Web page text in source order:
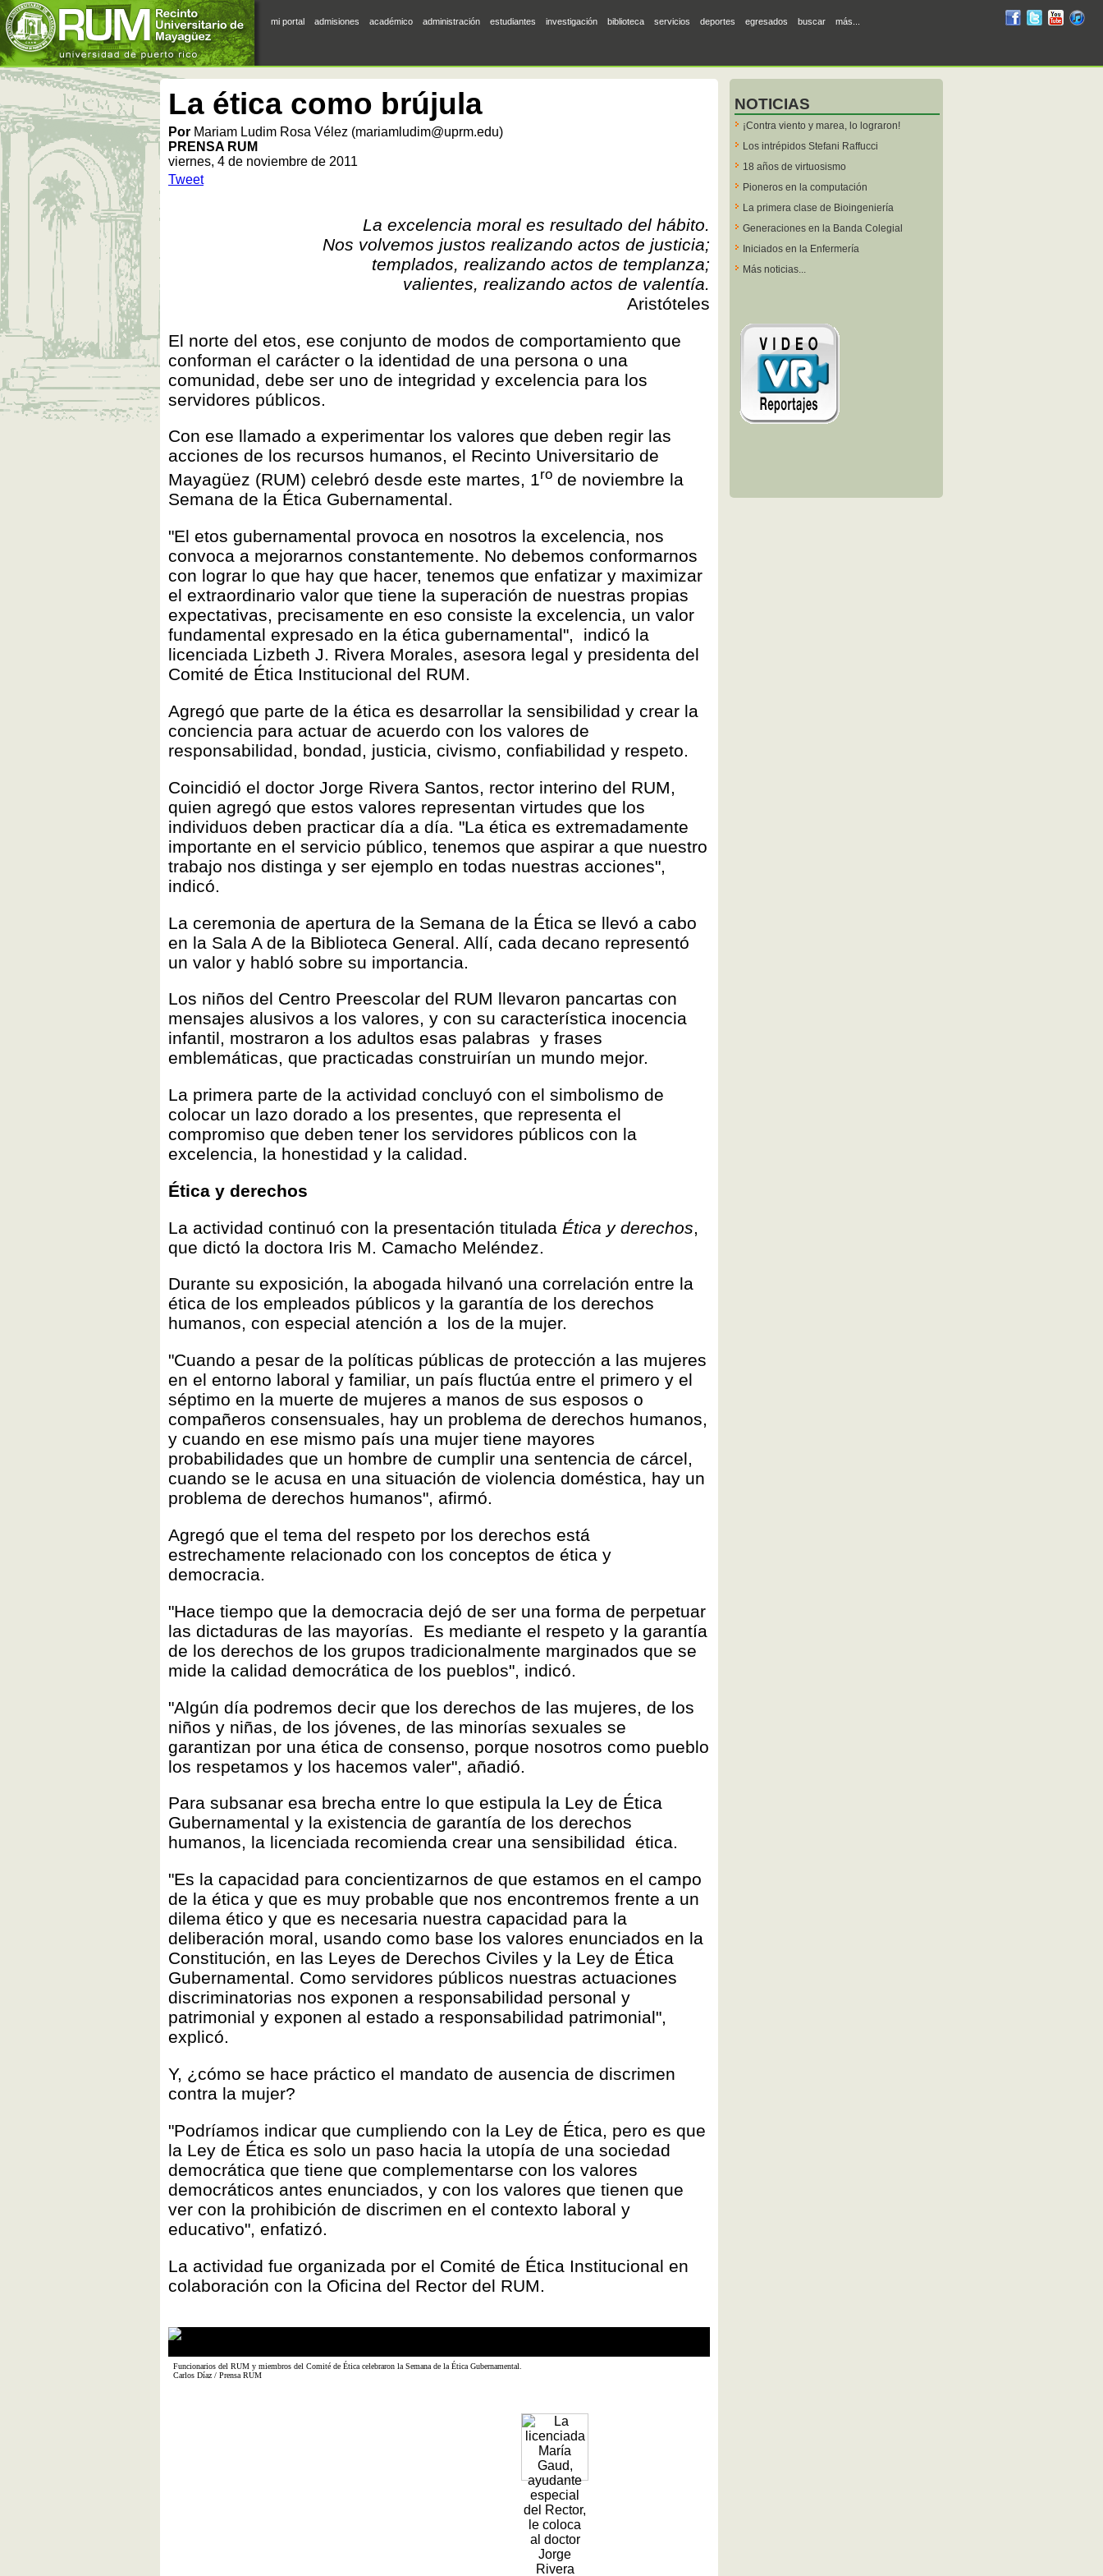
mi portal admisiones académico administración estudiantes investigación biblioteca servicios deportes egresados buscar más...
RUMRUMRUM
La ética como brújula
Por Mariam Ludim Rosa Vélez (mariamludim@uprm.edu)
PRENSA RUM
viernes, 4 de noviembre de 2011
Tweet
La excelencia moral es resultado del hábito.
Nos volvemos justos realizando actos de justicia;
templados, realizando actos de templanza;
valientes, realizando actos de valentía.
Aristóteles
El norte del etos, ese conjunto de modos de comportamiento que
conforman el carácter o la identidad de una persona o una
comunidad, debe ser uno de integridad y excelencia para los
servidores públicos.
Con ese llamado a experimentar los valores que deben regir las
acciones de los recursos humanos, el Recinto Universitario de
Mayagüez (RUM) celebró desde este martes, 1ro de noviembre la
Semana de la Ética Gubernamental.
"El etos gubernamental provoca en nosotros la excelencia, nos
convoca a mejorarnos constantemente. No debemos conformarnos
con lograr lo que hay que hacer, tenemos que enfatizar y maximizar
el extraordinario valor que tiene la superación de nuestras propias
expectativas, precisamente en eso consiste la excelencia, un valor
fundamental expresado en la ética gubernamental", indicó la
licenciada Lizbeth J. Rivera Morales, asesora legal y presidenta del
Comité de Ética Institucional del RUM.
Agregó que parte de la ética es desarrollar la sensibilidad y crear la
conciencia para actuar de acuerdo con los valores de
responsabilidad, bondad, justicia, civismo, confiabilidad y respeto.
Coincidió el doctor Jorge Rivera Santos, rector interino del RUM,
quien agregó que estos valores representan virtudes que los
individuos deben practicar día a día. "La ética es extremadamente
importante en el servicio público, tenemos que aspirar a que nuestro
trabajo nos distinga y ser ejemplo en todas nuestras acciones",
indicó.
La ceremonia de apertura de la Semana de la Ética se llevó a cabo
en la Sala A de la Biblioteca General. Allí, cada decano representó
un valor y habló sobre su importancia.
Los niños del Centro Preescolar del RUM llevaron pancartas con
mensajes alusivos a los valores, y con su característica inocencia
infantil, mostraron a los adultos esas palabras y frases
emblemáticas, que practicadas construirían un mundo mejor.
La primera parte de la actividad concluyó con el simbolismo de
colocar un lazo dorado a los presentes, que representa el
compromiso que deben tener los servidores públicos con la
excelencia, la honestidad y la calidad.
Ética y derechos
La actividad continuó con la presentación titulada Ética y derechos,
que dictó la doctora Iris M. Camacho Meléndez.
Durante su exposición, la abogada hilvanó una correlación entre la
ética de los empleados públicos y la garantía de los derechos
humanos, con especial atención a los de la mujer.
"Cuando a pesar de la políticas públicas de protección a las mujeres
en el entorno laboral y familiar, un país fluctúa entre el primero y el
séptimo en la muerte de mujeres a manos de sus esposos o
compañeros consensuales, hay un problema de derechos humanos,
y cuando en ese mismo país una mujer tiene mayores
probabilidades que un hombre de cumplir una sentencia de cárcel,
cuando se le acusa en una situación de violencia doméstica, hay un
problema de derechos humanos", afirmó.
Agregó que el tema del respeto por los derechos está
estrechamente relacionado con los conceptos de ética y
democracia.
"Hace tiempo que la democracia dejó de ser una forma de perpetuar
las dictaduras de las mayorías. Es mediante el respeto y la garantía
de los derechos de los grupos tradicionalmente marginados que se
mide la calidad democrática de los pueblos", indicó.
"Algún día podremos decir que los derechos de las mujeres, de los
niños y niñas, de los jóvenes, de las minorías sexuales se
garantizan por una ética de consenso, porque nosotros como pueblo
los respetamos y los hacemos valer", añadió.
Para subsanar esa brecha entre lo que estipula la Ley de Ética
Gubernamental y la existencia de garantía de los derechos
humanos, la licenciada recomienda crear una sensibilidad ética.
"Es la capacidad para concientizarnos de que estamos en el campo
de la ética y que es muy probable que nos encontremos frente a un
dilema ético y que es necesaria nuestra capacidad para la
deliberación moral, usando como base los valores enunciados en la
Constitución, en las Leyes de Derechos Civiles y la Ley de Ética
Gubernamental. Como servidores públicos nuestras actuaciones
discriminatorias nos exponen a responsabilidad personal y
patrimonial y exponen al estado a responsabilidad patrimonial",
explicó.
Y, ¿cómo se hace práctico el mandato de ausencia de discrimen
contra la mujer?
"Podríamos indicar que cumpliendo con la Ley de Ética, pero es que
la Ley de Ética es solo un paso hacia la utopía de una sociedad
democrática que tiene que complementarse con los valores
democráticos antes enunciados, y con los valores que tienen que
ver con la prohibición de discrimen en el contexto laboral y
educativo", enfatizó.
La actividad fue organizada por el Comité de Ética Institucional en
colaboración con la Oficina del Rector del RUM.
Funcionarios del RUM y miembros del Comité de Ética celebraron la Semana de la Ética Gubernamental.
Carlos Díaz / Prensa RUM
NOTICIAS
¡Contra viento y marea, lo lograron!
Los intrépidos Stefani Raffucci
18 años de virtuosismo
Pioneros en la computación
La primera clase de Bioingeniería
Generaciones en la Banda Colegial
Iniciados en la Enfermería
Más noticias...